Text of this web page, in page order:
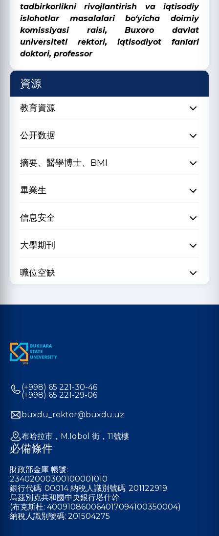
tadbirkorlikni rivojlantirish va iqtisodiy
islohotlar masalalari bo‘yicha doimiy
komissiyasi raisi, Buxoro davlat
universiteti rektori, iqtisodiyot fanlari
doktori, professor
資源
教育資源
公开数据
摘要、醫學博士、BMI
畢業生
信息安全
大學期刊
職位空缺
(+998) 65 221-30-46
(+998) 65 221-29-06
buxdu_rektor@buxdu.uz
布哈拉市，M.Iqbol 街，11號樓
必備條件
財政部金庫 帳號:
23402000300100001010
銀行代碼: 00014 納稅人識別號碼: 201122919
烏茲別克共和國中央銀行塔什幹
(布克斯杜: 400910860064017094100350004)
納稅人識別號碼: 201504275